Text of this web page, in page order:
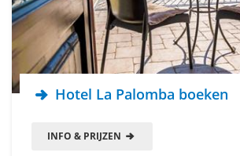
Hotel La Palomba boeken
INFO & PRIJZEN